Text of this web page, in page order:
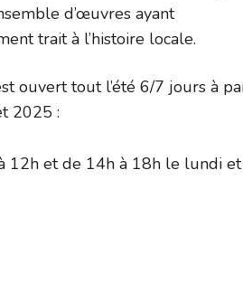
d’œuvres ayant
trait à l’histoire locale.
ouvert tout l’été 6/7 jours à
2025 :
12h et de 14h à 18h le lundi et